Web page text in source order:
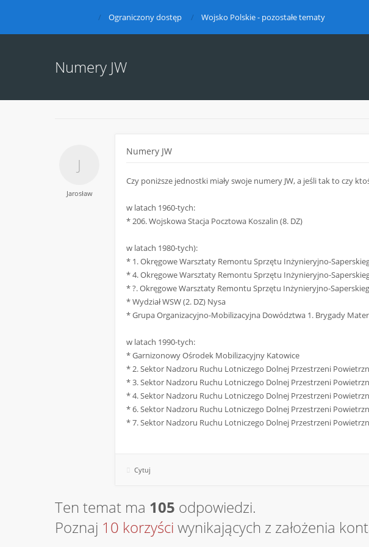
Ograniczony dostęp Wojsko Polskie - pozostałe tematy
Numery JW
Jarosław
Numery JW
Czy poniższe jednostki miały swoje numery JW, a jeśli tak to czy
w latach 1960-tych:
* 206. Wojskowa Stacja Pocztowa Koszalin (8. DZ)
w latach 1980-tych):
* 1. Okręgowe Warsztaty Remontu Sprzętu Inżynieryjno-
* 4. Okręgowe Warsztaty Remontu Sprzętu Inżynieryjno-
* ?. Okręgowe Warsztaty Remontu Sprzętu Inżynieryjno-
* Wydział WSW (2. DZ) Nysa
* Grupa Organizacyjno-Mobilizacyjna Dowództwa 1. Brygady
w latach 1990-tych:
* Garnizonowy Ośrodek Mobilizacyjny Katowice
* 2. Sektor Nadzoru Ruchu Lotniczego Dolnej Przestrzeni
* 3. Sektor Nadzoru Ruchu Lotniczego Dolnej Przestrzeni
* 4. Sektor Nadzoru Ruchu Lotniczego Dolnej Przestrzeni
* 6. Sektor Nadzoru Ruchu Lotniczego Dolnej Przestrzeni
* 7. Sektor Nadzoru Ruchu Lotniczego Dolnej Przestrzeni
Cytuj
Ten temat ma 105 odpowiedzi.
Poznaj 10 korzyści wynikających z założenia